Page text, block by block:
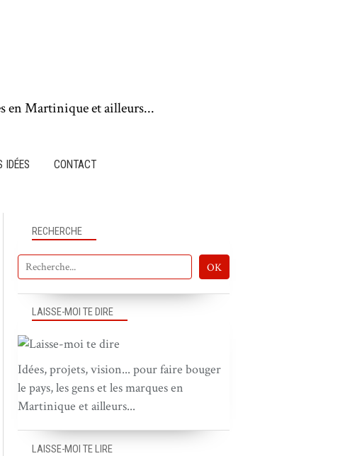
en Martinique et ailleurs...
IDÉES CONTACT
RECHERCHE
LAISSE-MOI TE DIRE
Idées, projets, vision... pour faire bouger
le pays, les gens et les marques en
Martinique et ailleurs...
LAISSE-MOI TE LIRE